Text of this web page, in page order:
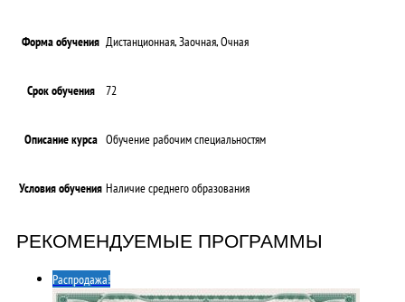
Форма обучения Дистанционная, Заочная, Очная
Срок обучения 72
Описание курса Обучение рабочим специальностям
Условия обучения Наличие среднего образования
РЕКОМЕНДУЕМЫЕ ПРОГРАММЫ
Распродажа!